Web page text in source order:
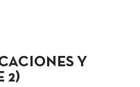
Y
2)